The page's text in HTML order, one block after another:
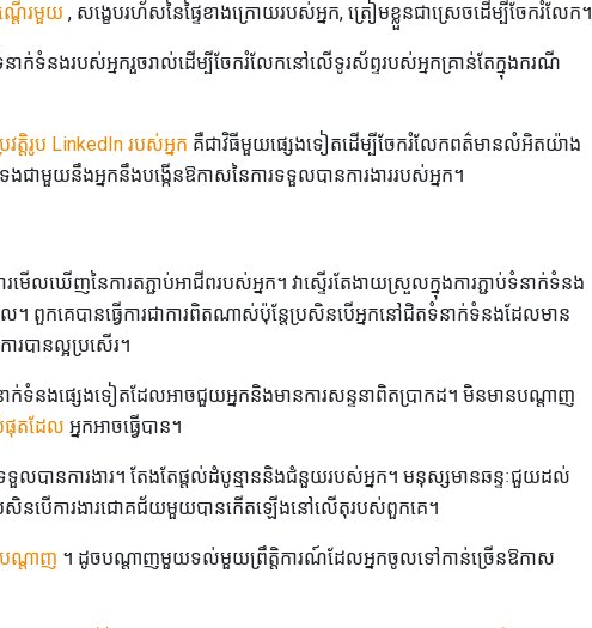
តើរមួយ , សង្ខេបរហ័សនៃផ្ទៃខាងក្រោយរបស់អ្នក, ត្រៀមខ្លួនជាស្រេចដើម្បីចែករំលែក។
ក់ទំនងរបស់អ្នករួចរាល់ដើម្បីចែករំលែកនៅលើទូរស័ព្ទរបស់អ្នកគ្រាន់តែក្នុងករណី
វត្តិរូប LinkedIn របស់អ្នក គឺជាវិធីមួយផ្សេងទៀតដើម្បីចែករំលែកពត៌មានលំអិតយ៉ាង
ាមួយនឹងអ្នកនឹងបង្កើនឱកាសនៃការទទួលបានការងាររបស់អ្នក។
ើលឃើញនៃការតភ្ជាប់អាជីពរបស់អ្នក។ វាស្ទើរតែងាយស្រួលក្នុងការភ្ជាប់ទំនាក់ទំនង
ល។ ពួកគេបានធ្វើការជាការពិតណាស់ប៉ុន្តែប្រសិនបើអ្នកនៅជិតទំនាក់ទំនងដែលមាន
ារបានល្អប្រសើរ។
ក់ទំនងផ្សេងទៀតដែលអាចជួយអ្នកនិងមានការសន្ទនាពិតប្រាកដ។ មិនមានបណ្តាញ
ផុតដែល អ្នកអាចធ្វើបាន។
បីទទួលបានការងារ។ តែងតែផ្តល់ដំបូន្មាននិងជំនួយរបស់អ្នក។ មនុស្សមានឆន្ទៈជួយដល់
សិនបើការងារជោគជ័យមួយបានកើតឡើងនៅលើតុរបស់ពួកគេ។
បណ្តាញ ។ ដូចបណ្តាញមួយទល់មួយព្រឹត្តិការណ៍ដែលអ្នកចូលទៅកាន់ច្រើនឱកាស